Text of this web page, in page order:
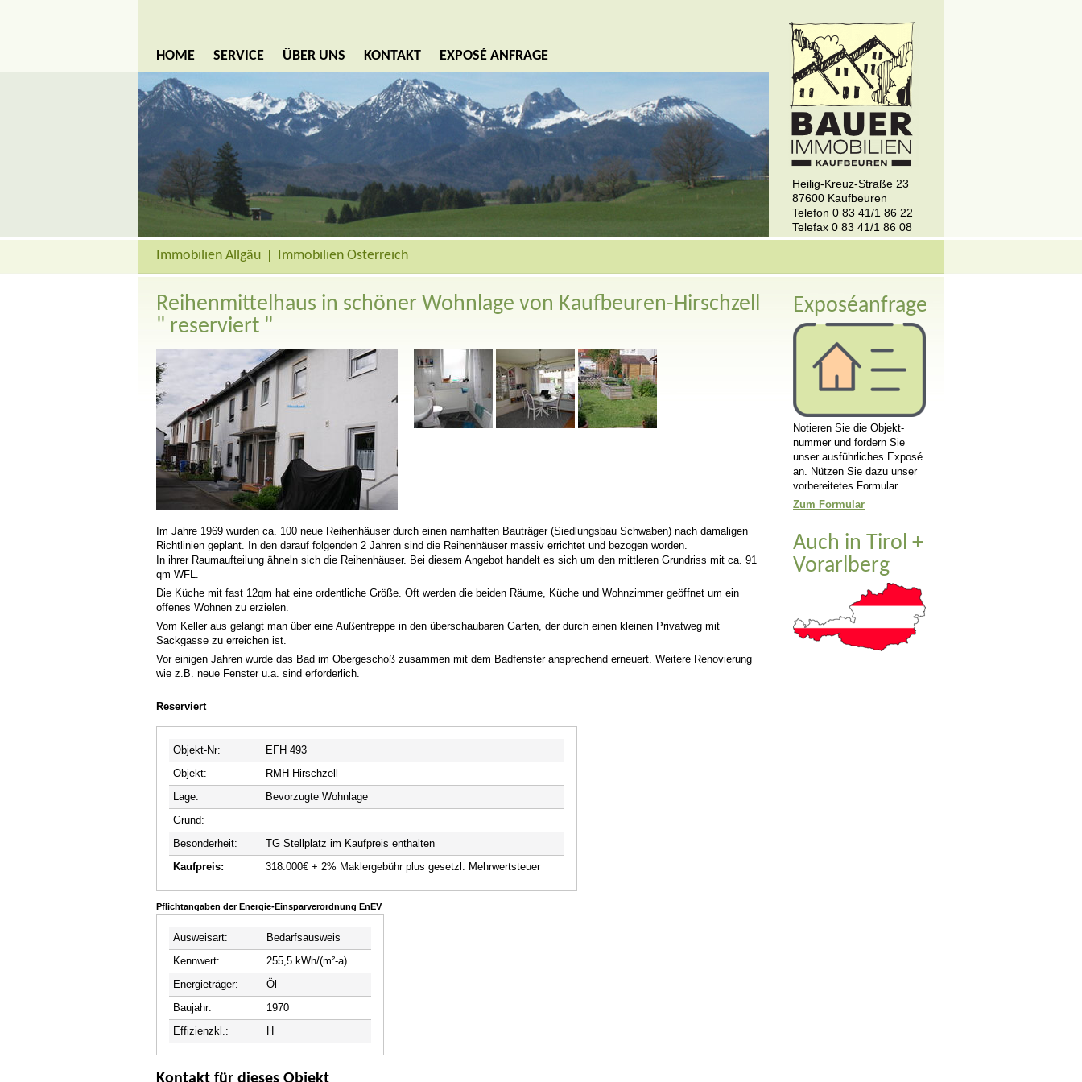
HOME SERVICE ÜBER UNS KONTAKT EXPOSÉ ANFRAGE
Immobilien Allgäu Immobilien Österreich
Heilig-Kreuz-Straße 23
87600 Kaufbeuren
Telefon 0 83 41/1 86 22
Telefax 0 83 41/1 86 08
Reihenmittelhaus in schöner Wohnlage von Kaufbeuren-Hirschzell
" reserviert "
Im Jahre 1969 wurden ca. 100 neue Reihenhäuser durch einen namhaften Bauträger (Siedlungsbau Schwaben) nach damaligen
Richtlinien geplant. In den darauf folgenden 2 Jahren sind die Reihenhäuser massiv errichtet und bezogen worden.
In ihrer Raumaufteilung ähneln sich die Reihenhäuser. Bei diesem Angebot handelt es sich um den mittleren Grundriss mit ca. 91
qm WFL.
Die Küche mit fast 12qm hat eine ordentliche Größe. Oft werden die beiden Räume, Küche und Wohnzimmer geöffnet um ein
offenes Wohnen zu erzielen.
Vom Keller aus gelangt man über eine Außentreppe in den überschaubaren Garten, der durch einen kleinen Privatweg mit
Sackgasse zu erreichen ist.
Vor einigen Jahren wurde das Bad im Obergeschoß zusammen mit dem Badfenster ansprechend erneuert. Weitere Renovierung
wie z.B. neue Fenster u.a. sind erforderlich.
Reserviert
Objekt-Nr:
EFH 493
Objekt:
RMH Hirschzell
Lage:
Bevorzugte Wohnlage
Grund:
Besonderheit:
TG Stellplatz im Kaufpreis enthalten
Kaufpreis:
318.000€ + 2% Maklergebühr plus gesetzl. Mehrwertsteuer
Pflichtangaben der Energie-Einsparverordnung EnEV
Ausweisart:
Bedarfsausweis
Kennwert:
255,5 kWh/(m²-a)
Energieträger:
Öl
Baujahr:
1970
Effizienzkl.:
H
Kontakt für dieses Objekt
Exposéanfrage
Notieren Sie die Objekt­­
nummer und fordern Sie
unser aus­­­führ­­­liches Exposé
an. Nützen Sie dazu unser
vor­­­be­rei­­tetes Formular.
Zum Formular
Auch in Tirol +
Vorarlberg